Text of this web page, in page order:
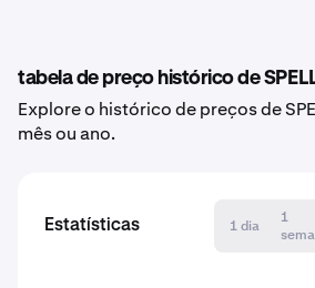
tabela de preço histórico de
Explore o histórico de preços de
mês ou ano.
Estatísticas 1 dia
1